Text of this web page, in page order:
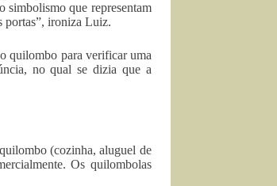
simbolismo que representam
portas”, ironiza Luiz.
quilombo para verificar uma
no qual se dizia que a
(cozinha, aluguel de
Os quilombolas